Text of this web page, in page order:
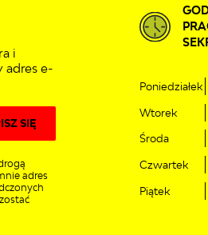
i
e-
adres
Poniedziałek
Wtorek
Środa
Czwartek
Piątek